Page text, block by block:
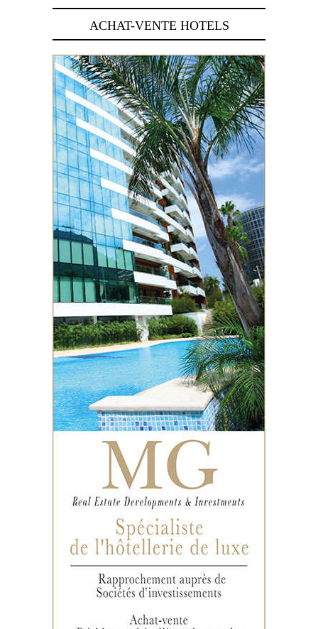
ACHAT-VENTE HOTELS